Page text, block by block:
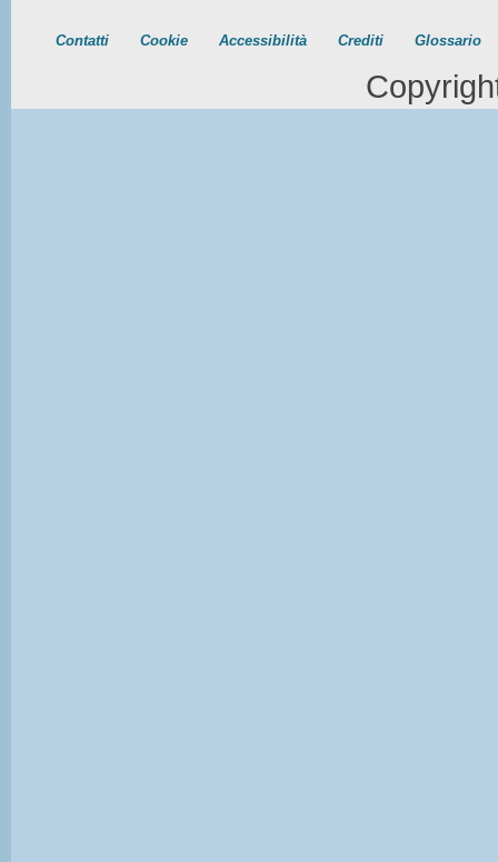
Contatti Cookie Accessibilità Crediti Glossario